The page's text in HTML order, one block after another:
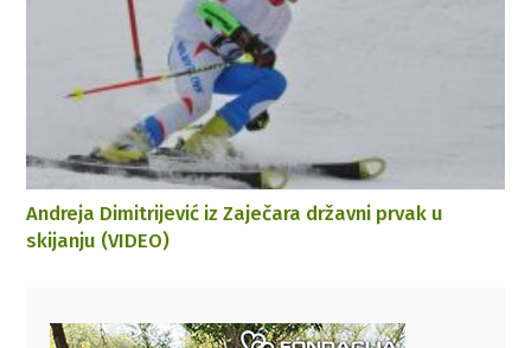
Andreja Dimitrijević iz Zaječara državni prvak u
skijanju (VIDEO)